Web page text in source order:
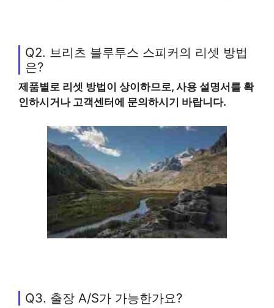
Q2. 브리츠 블루투스 스피커의 리셋 방법
은?
제품별로 리셋 방법이 상이하므로, 사용 설명서를 확
인하시거나 고객센터에 문의하시기 바랍니다.
Q3. 출장 A/S가 가능한가요?